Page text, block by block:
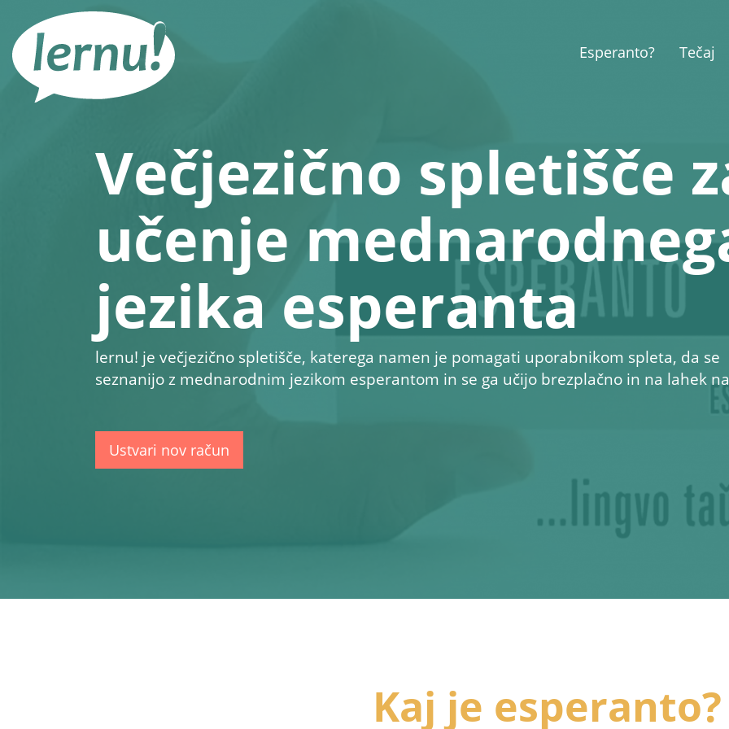
vsebini
Esperanto? Tečaj
Večjezično spletišče
učenje
jezika esperanta
lernu! je večjezično spletišče, katerega namen je pomagati uporabnikom spleta, da se
seznanijo z mednarodnim jezikom esperantom in se ga učijo brezplačno in na lahek
Ustvari nov račun
Kaj je esperanto?